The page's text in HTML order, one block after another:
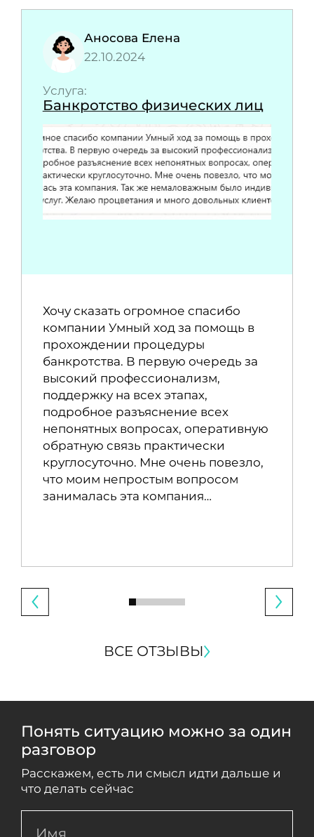
Аносова Елена
22.10.2024
Услуга:
Банкротство физических лиц
Хочу сказать огромное спасибо
компании Умный ход за помощь в
прохождении процедуры
банкротства. В первую очередь за
высокий профессионализм,
поддержку на всех этапах,
подробное разъяснение всех
непонятных вопросах, оперативную
обратную связь практически
круглосуточно. Мне очень повезло,
что моим непростым вопросом
занималась эта компания…
ВСЕ ОТЗЫВЫ
Понять ситуацию можно за один
разговор
Расскажем, есть ли смысл идти дальше и
что делать сейчас